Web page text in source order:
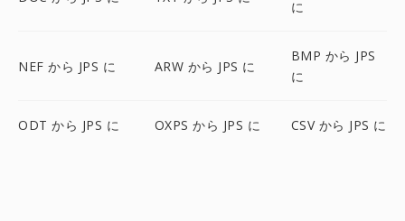
に
NEF から JPS に ARW から JPS に
BMP から JPS
に
ODT から JPS に OXPS から JPS に CSV から JPS に